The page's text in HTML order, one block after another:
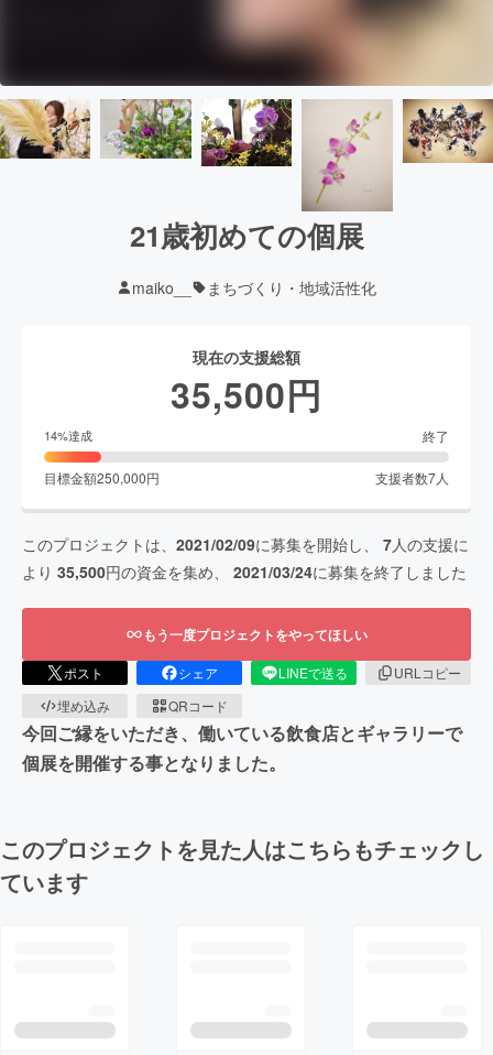
21歳初めての個展
maiko__ まちづくり・地域活性化
現在の支援総額
35,500円
14%達成 終了
目標金額250,000円 支援者数7人
このプロジェクトは、 2021/02/09に募集を開始し、 7人の支援に
より 35,500円の資金を集め、 2021/03/24に募集を終了しました
もう一度プロジェクトをやってほしい
ポスト シェア LINEで送る
URLコピー
埋め込み
QRコード
今回ご縁をいただき、働いている飲食店とギャラリーで
個展を開催する事となりました。
このプロジェクトを見た人はこちらもチェックし
ています